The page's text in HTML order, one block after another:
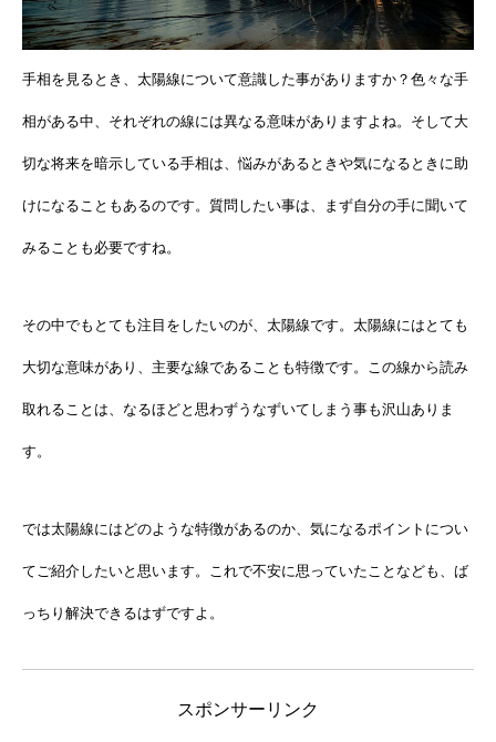
手相を見るとき、太陽線について意識した事がありますか？色々な手
相がある中、それぞれの線には異なる意味がありますよね。そして大
切な将来を暗示している手相は、悩みがあるときや気になるときに助
けになることもあるのです。質問したい事は、まず自分の手に聞いて
みることも必要ですね。
その中でもとても注目をしたいのが、太陽線です。太陽線にはとても
大切な意味があり、主要な線であることも特徴です。この線から読み
取れることは、なるほどと思わずうなずいてしまう事も沢山ありま
す。
では太陽線にはどのような特徴があるのか、気になるポイントについ
てご紹介したいと思います。これで不安に思っていたことなども、ば
っちり解決できるはずですよ。
スポンサーリンク